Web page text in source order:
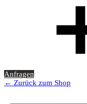
Anfragen
← Zurück zum Shop